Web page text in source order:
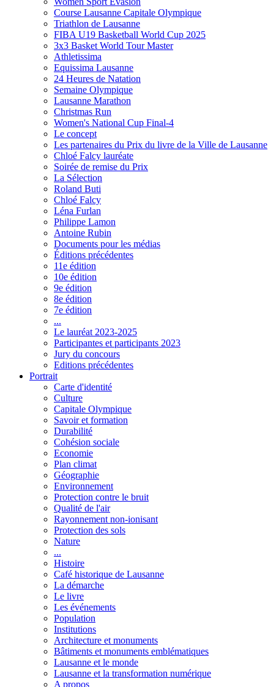
Course Lausanne Capitale Olympique
Triathlon de Lausanne
FIBA U19 Basketball World Cup 2025
3x3 Basket World Tour Master
Athletissima
Equissima Lausanne
24 Heures de Natation
Semaine Olympique
Lausanne Marathon
Christmas Run
Women's National Cup Final-4
Le concept
Les partenaires du Prix du livre de la Ville de Lausanne
Chloé Falcy lauréate
Soirée de remise du Prix
La Sélection
Roland Buti
Chloé Falcy
Léna Furlan
Philippe Lamon
Antoine Rubin
Documents pour les médias
Éditions précédentes
11e édition
10e édition
9e édition
8e édition
7e édition
...
Le lauréat 2023-2025
Participantes et participants 2023
Jury du concours
Editions précédentes
Portrait
Carte d'identité
Culture
Capitale Olympique
Savoir et formation
Durabilité
Cohésion sociale
Economie
Plan climat
Géographie
Environnement
Protection contre le bruit
Qualité de l'air
Rayonnement non-ionisant
Protection des sols
Nature
...
Histoire
Café historique de Lausanne
La démarche
Le livre
Les événements
Population
Institutions
Architecture et monuments
Bâtiments et monuments emblématiques
Lausanne et le monde
Lausanne et la transformation numérique
A propos